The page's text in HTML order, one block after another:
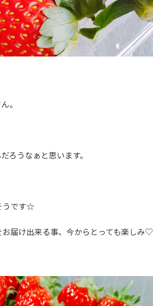
。
ろうなぁと思います。
うです☆
届け出来る事、今からとっても楽しみ♡